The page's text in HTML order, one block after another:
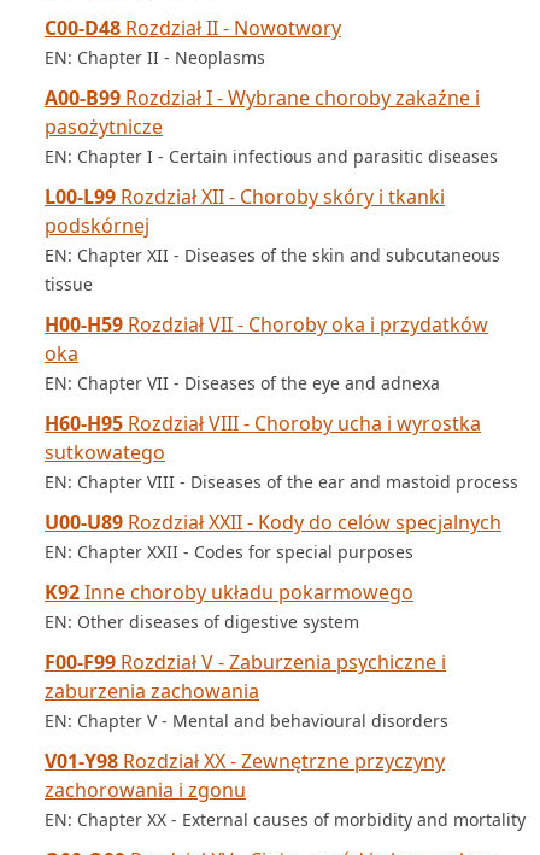
C00-D48 Rozdział II - Nowotwory
EN: Chapter II - Neoplasms
A00-B99 Rozdział I - Wybrane choroby zakaźne i
pasożytnicze
EN: Chapter I - Certain infectious and parasitic diseases
L00-L99 Rozdział XII - Choroby skóry i tkanki
podskórnej
EN: Chapter XII - Diseases of the skin and subcutaneous
tissue
H00-H59 Rozdział VII - Choroby oka i przydatków
oka
EN: Chapter VII - Diseases of the eye and adnexa
H60-H95 Rozdział VIII - Choroby ucha i wyrostka
sutkowatego
EN: Chapter VIII - Diseases of the ear and mastoid process
U00-U89 Rozdział XXII - Kody do celów specjalnych
EN: Chapter XXII - Codes for special purposes
K92Inne choroby układu pokarmowego
EN: Other diseases of digestive system
F00-F99 Rozdział V - Zaburzenia psychiczne i
zaburzenia zachowania
EN: Chapter V - Mental and behavioural disorders
V01-Y98 Rozdział XX - Zewnętrzne przyczyny
zachorowania i zgonu
EN: Chapter XX - External causes of morbidity and mortality